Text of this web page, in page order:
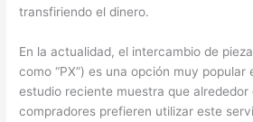
transfiriendo el dinero.
En la actualidad, el intercambio de
como “PX”) es una opción muy popular
estudio reciente muestra que alrededor
compradores prefieren utilizar este